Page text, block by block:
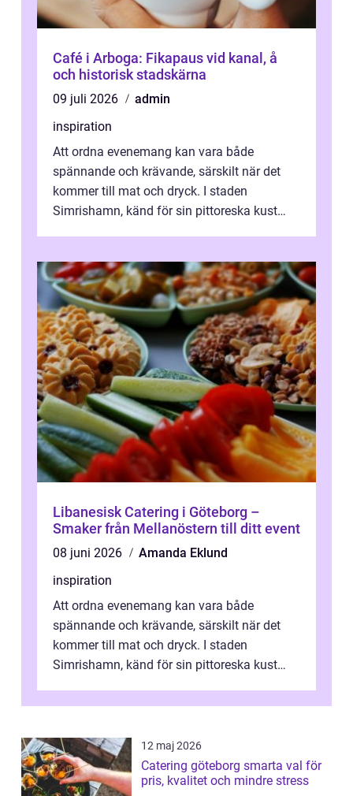
Café i Arboga: Fikapaus vid kanal, å
och historisk stadskärna
09 juli 2026
admin
inspiration
Att ordna evenemang kan vara både
spännande och krävande, särskilt när det
kommer till mat och dryck. I staden
Simrishamn, känd för sin pittoreska kust
Libanesisk Catering i Göteborg –
Smaker från Mellanöstern till ditt event
08 juni 2026
Amanda Eklund
inspiration
Att ordna evenemang kan vara både
spännande och krävande, särskilt när det
kommer till mat och dryck. I staden
Simrishamn, känd för sin pittoreska kust
12 maj 2026
Catering göteborg smarta val för
pris, kvalitet och mindre stress